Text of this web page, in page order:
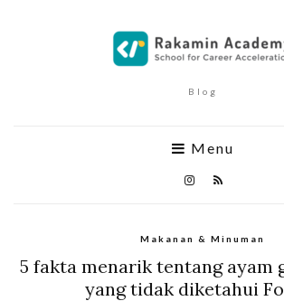
Blog
Menu
Makanan & Minuman
5 fakta menarik tentang ayam
yang tidak diketahui